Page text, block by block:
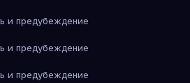
и предубеждение
и предубеждение
и предубеждение